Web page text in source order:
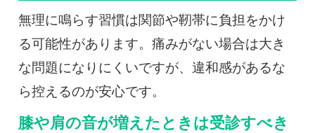
無理に鳴らす習慣は関節や靭帯に負担をかけ
る可能性があります。痛みがない場合は大き
な問題になりにくいですが、違和感があるな
ら控えるのが安心です。
膝や肩の音が増えたときは受診すべき